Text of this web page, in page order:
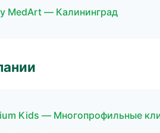
MedArt — Калининград
Kids — Многопрофильные